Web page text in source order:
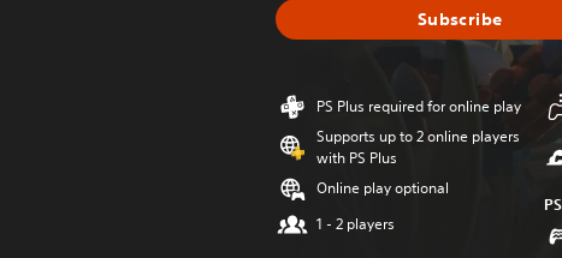
Subscribe
PS Plus required for online play
Supports up to 2 online players
with PS Plus
Online play optional
1 - 2 players